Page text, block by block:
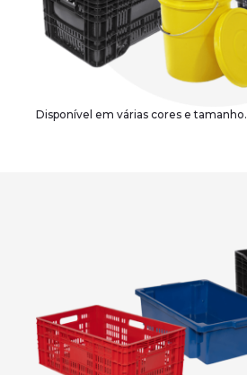
Disponível em várias cores e tamanho.